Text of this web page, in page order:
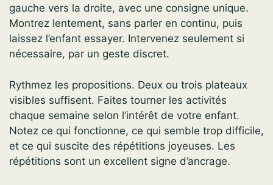
gauche vers la droite, avec une consigne unique.
Montrez lentement, sans parler en continu, puis
laissez l’enfant essayer. Intervenez seulement si
nécessaire, par un geste discret.
Rythmez les propositions. Deux ou trois plateaux
visibles suffisent. Faites tourner les activités
chaque semaine selon l’intérêt de votre enfant.
Notez ce qui fonctionne, ce qui semble trop difficile,
et ce qui suscite des répétitions joyeuses. Les
répétitions sont un excellent signe d’ancrage.